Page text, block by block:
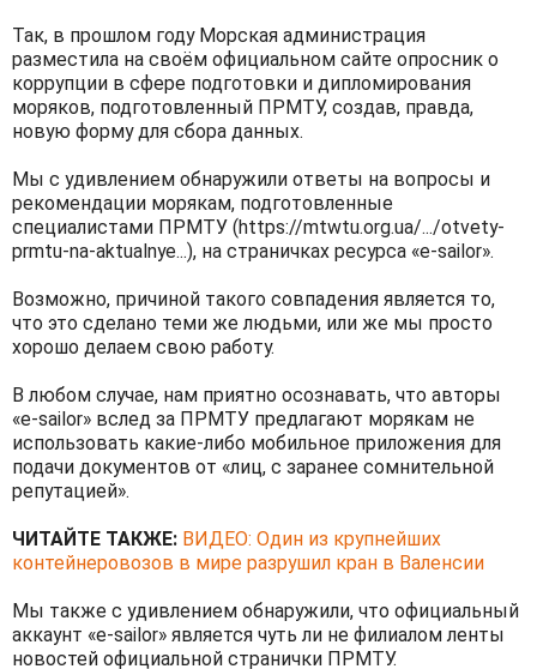
Так, в прошлом году Морская администрация
разместила на своём официальном сайте опросник о
коррупции в сфере подготовки и дипломирования
моряков, подготовленный ПРМТУ, создав, правда,
новую форму для сбора данных.
Мы с удивлением обнаружили ответы на вопросы и
рекомендации морякам, подготовленные
специалистами ПРМТУ (https://mtwtu.org.ua/.../otvety-
prmtu-na-aktualnye...), на страничках ресурса «е-sailor».
Возможно, причиной такого совпадения является то,
что это сделано теми же людьми, или же мы просто
хорошо делаем свою работу.
В любом случае, нам приятно осознавать, что авторы
«e-sailor» вслед за ПРМТУ предлагают морякам не
использовать какие-либо мобильное приложения для
подачи документов от «лиц, с заранее сомнительной
репутацией».
ЧИТАЙТЕ ТАКЖЕ: ВИДЕО: Один из крупнейших
контейнеровозов в мире разрушил кран в Валенсии
Мы также с удивлением обнаружили, что официальный
аккаунт «e-sailor» является чуть ли не филиалом ленты
новостей официальной странички ПРМТУ.